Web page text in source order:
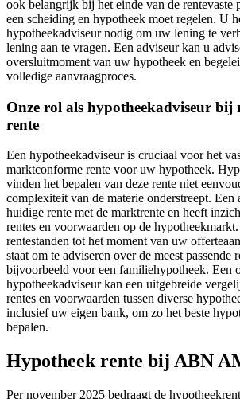
ook belangrijk bij het einde van de rentevaste
een scheiding en hypotheek moet regelen. U
hypotheekadviseur nodig om uw lening te
lening aan te vragen. Een adviseur kan u
oversluitmoment van uw hypotheek en
volledige aanvraagproces.
Onze rol als hypotheekadviseur
rente
Een hypotheekadviseur is cruciaal voor het
marktconforme rente voor uw hypotheek.
vinden het bepalen van deze rente niet
complexiteit van de materie onderstreept.
huidige rente met de marktrente en heeft
rentes en voorwaarden op de
rentestanden tot het moment van uw
staat om te adviseren over de meest passende
bijvoorbeeld voor een familiehypotheek. Een
hypotheekadviseur kan een uitgebreide
rentes en voorwaarden tussen diverse
inclusief uw eigen bank, om zo het beste
bepalen.
Hypotheek rente bij ABN
Per november 2025 bedraagt de